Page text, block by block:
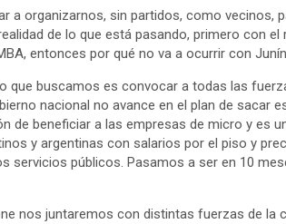
a organizarnos, sin partidos, como vecinos,
de lo que está pasando, primero con el
entonces por qué no va a ocurrir con
que buscamos es convocar a todas las
nacional no avance en el plan de sacar
de beneficiar a las empresas de micro y es
y argentinas con salarios por el piso y
servicios públicos. Pasamos a ser en 10
nos juntaremos con distintas fuerzas de la